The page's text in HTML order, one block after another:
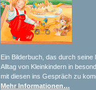
Ein Bilderbuch, das durch seine
Alltag von Kleinkindern in
mit diesen ins Gespräch zu
Mehr Informationen…